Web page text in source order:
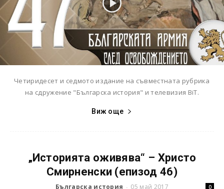
Четиридесет и седмото издание на съвместната рубрика
на сдружение "Българска история" и телевизия BiT.
Виж още
„Историята оживява“ – Христо
Смирненски (епизод 46)
Българска история - 05 май 2017 0